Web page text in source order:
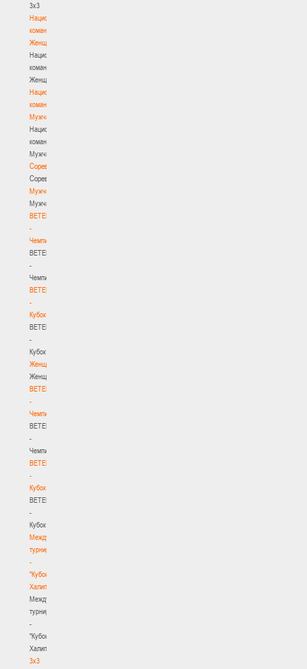
3х3
Национальная
команда.
Женщины
Национальная
команда.
Женщины
Национальная
команда.
Мужчины
Национальная
команда.
Мужчины
Соревнования
Соревнования
Мужчины
Мужчины
BETERA
-
Чемпионат
BETERA
-
Чемпионат
BETERA
-
Кубок
BETERA
-
Кубок
Женщины
Женщины
BETERA
-
Чемпионат
BETERA
-
Чемпионат
BETERA
-
Кубок
BETERA
-
Кубок
Международный
турнир
-
"Кубок
Халипского"
Международный
турнир
-
"Кубок
Халипского"
3x3